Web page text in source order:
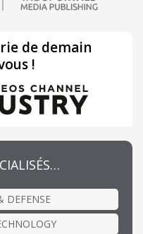
de demain
!
DEFENSE